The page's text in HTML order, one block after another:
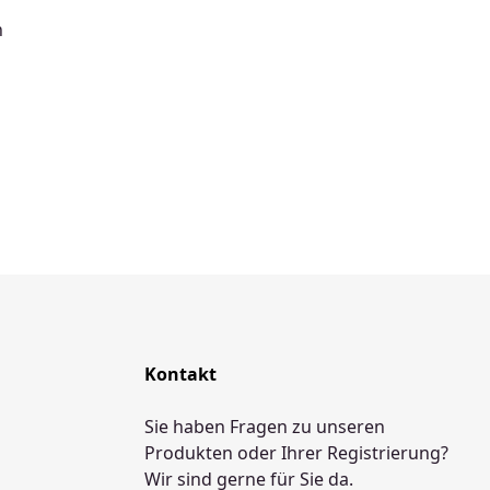
Kontakt
Sie haben Fragen zu unseren
Produkten oder Ihrer Registrierung?
Wir sind gerne für Sie da.